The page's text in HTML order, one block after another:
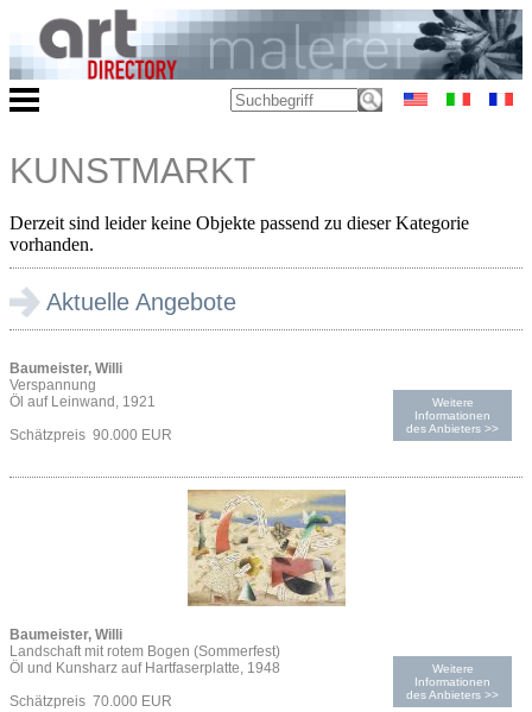
KUNSTMARKT
Derzeit sind leider keine Objekte passend zu dieser Kategorie
vorhanden.
Aktuelle Angebote
Baumeister, Willi
Verspannung
Öl auf Leinwand, 1921
Schätzpreis 90.000 EUR
Weitere
Informationen
des Anbieters >>
Baumeister, Willi
Landschaft mit rotem Bogen (Sommerfest)
Öl und Kunsharz auf Hartfaserplatte, 1948
Schätzpreis 70.000 EUR
Weitere
Informationen
des Anbieters >>